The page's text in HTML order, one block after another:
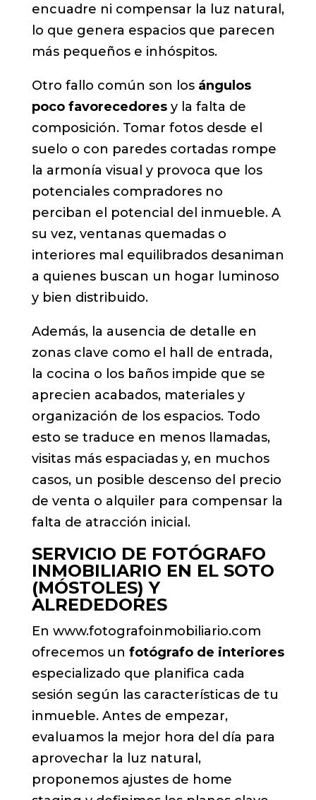
encuadre ni compensar la luz natural,
lo que genera espacios que parecen
más pequeños e inhóspitos.
Otro fallo común son los ángulos
poco favorecedoresy la falta de
composición. Tomar fotos desde el
suelo o con paredes cortadas rompe
la armonía visual y provoca que los
potenciales compradores no
perciban el potencial del inmueble. A
su vez, ventanas quemadas o
interiores mal equilibrados desaniman
a quienes buscan un hogar luminoso
y bien distribuido.
Además, la ausencia de detalle en
zonas clave como el hall de entrada,
la cocina o los baños impide que se
aprecien acabados, materiales y
organización de los espacios. Todo
esto se traduce en menos llamadas,
visitas más espaciadas y, en muchos
casos, un posible descenso del precio
de venta o alquiler para compensar la
falta de atracción inicial.
SERVICIO DE FOTÓGRAFO
INMOBILIARIO EN EL SOTO
(MÓSTOLES) Y
ALREDEDORES
En www.fotografoinmobiliario.com
ofrecemos un fotógrafo de interiores
especializado que planifica cada
sesión según las características de tu
inmueble. Antes de empezar,
evaluamos la mejor hora del día para
aprovechar la luz natural,
proponemos ajustes de home